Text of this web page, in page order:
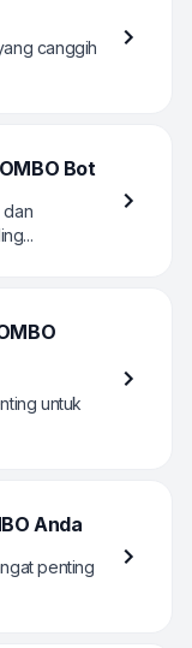
canggih
Bot
dan
untuk
Anda
penting